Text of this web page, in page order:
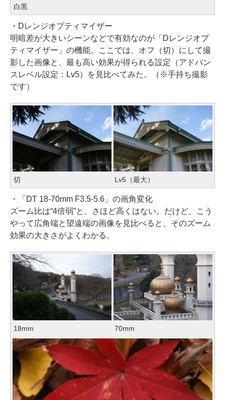
白黒
・Dレンジオプティマイザー
明暗差が大きいシーンなどで有効なのが「Dレンジオプ
ティマイザー」の機能。ここでは、オフ（切）にして撮
影した画像と、最も高い効果が得られる設定（アドバン
スレベル設定：Lv5）を見比べてみた。（※手持ち撮影
です）
切 Lv5（最大）
・「DT 18-70mm F3.5-5.6」の画角変化
ズーム比は“4倍弱”と、さほど高くはない。だけど、こう
やって広角端と望遠端の画像を見比べると、そのズーム
効果の大きさがよくわかる。
18mm 70mm